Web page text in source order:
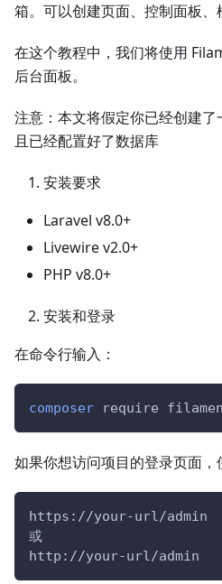
箱。可以创建页面、控制面板、
在这个教程中，我们将使用
后台面板。
注意：本文将假定你已经创建
且已经配置好了数据库
安装要求
Laravel v8.0+
Livewire v2.0+
PHP v8.0+
安装和登录
在命令行输入：
composer require
如果你想访问项目的登录页面，
https://your-url/admin
或
http://your-url/admin